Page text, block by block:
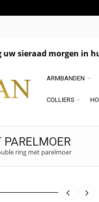
sieraad morgen in
ARMBANDEN
COLLIERS
ring met parelmoer